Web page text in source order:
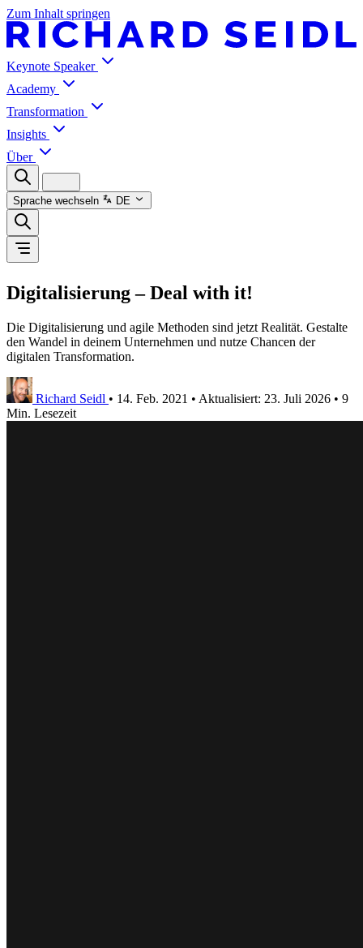
Zum Inhalt springen
Keynote Speaker
Academy
Transformation
Insights
Über
Sprache wechseln DE
Digitalisierung – Deal with it!
Die Digitalisierung und agile Methoden sind jetzt Realität. Gestalte
den Wandel in deinem Unternehmen und nutze Chancen der
digitalen Transformation.
Richard Seidl • 14. Feb. 2021 • Aktualisiert: 23. Juli 2026 • 9
Min. Lesezeit